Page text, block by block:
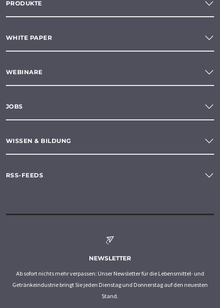
PRODUKTE
WHITE PAPER
WEBINARE
JOBS
WISSEN & BILDUNG
RSS-FEEDS
NEWSLETTER
Ab sofort nichts mehr verpassen: Unser Newsletter für die Lebensmittel- und
Getränkeindustrie bringt Sie jeden Dienstag und Donnerstag auf den neuesten
Stand.